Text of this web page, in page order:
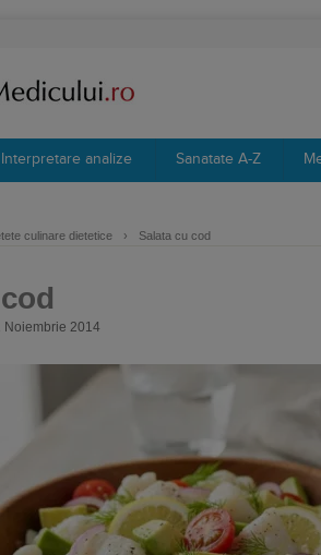
Interpretare analize Sanatate A-Z
culinare dietetice › Salata cu cod
Noiembrie 2014